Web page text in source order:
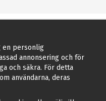
en personlig
annonsering och för
och säkra. För detta
användarna, deras